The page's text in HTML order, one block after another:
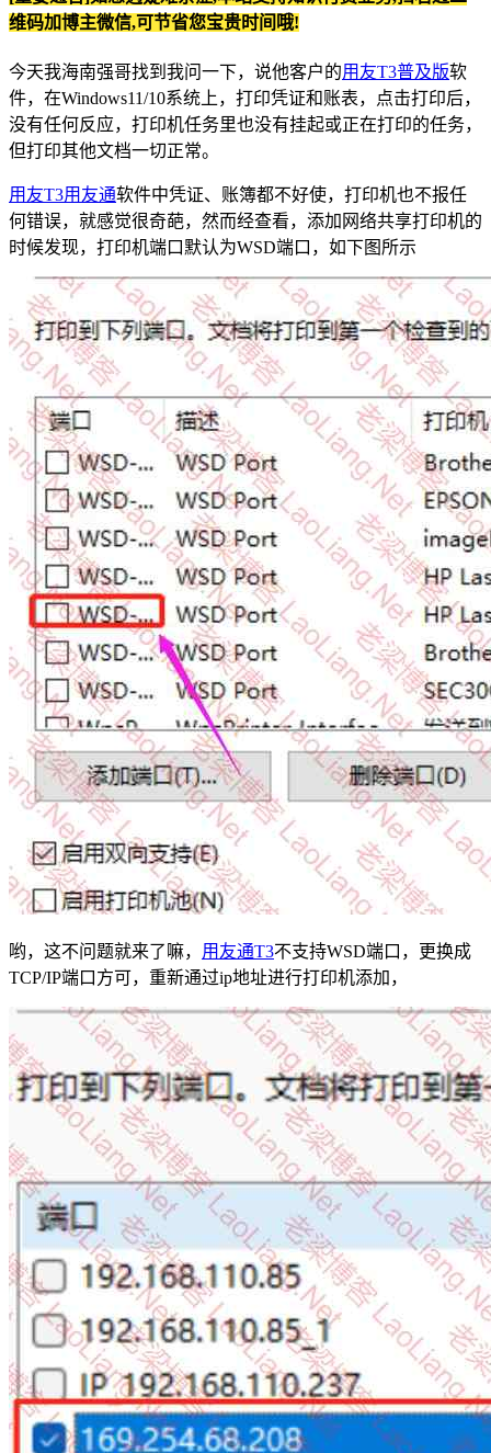
维码加博主微信,可节省您宝贵时间哦!
今天我海南强哥找到我问一下，说他客户的用友T3普及版软
件，在Windows11/10系统上，打印凭证和账表，点击打印后，
没有任何反应，打印机任务里也没有挂起或正在打印的任务，
但打印其他文档一切正常。
用友T3用友通软件中凭证、账簿都不好使，打印机也不报任
何错误，就感觉很奇葩，然而经查看，添加网络共享打印机的
时候发现，打印机端口默认为WSD端口，如下图所示
哟，这不问题就来了嘛， 用友通T3不支持WSD端口，更换成
TCP/IP端口方可，重新通过ip地址进行打印机添加，